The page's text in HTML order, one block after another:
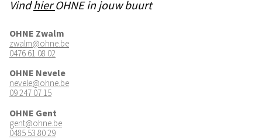
VindhierOHNE in jouw buurt
OHNE Zwalm
zwalm@ohne.be
0476 61 08 02
OHNE Nevele
nevele@ohne.be
09 247 07 15
OHNE Gent
gent@ohne.be
0485 53 80 29